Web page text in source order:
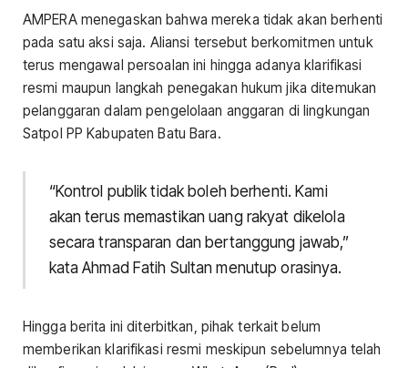
AMPERA menegaskan bahwa mereka tidak akan berhenti
pada satu aksi saja. Aliansi tersebut berkomitmen untuk
terus mengawal persoalan ini hingga adanya klarifikasi
resmi maupun langkah penegakan hukum jika ditemukan
pelanggaran dalam pengelolaan anggaran di lingkungan
Satpol PP Kabupaten Batu Bara.
“Kontrol publik tidak boleh berhenti. Kami
akan terus memastikan uang rakyat dikelola
secara transparan dan bertanggung jawab,”
kata Ahmad Fatih Sultan menutup orasinya.
Hingga berita ini diterbitkan, pihak terkait belum
memberikan klarifikasi resmi meskipun sebelumnya telah